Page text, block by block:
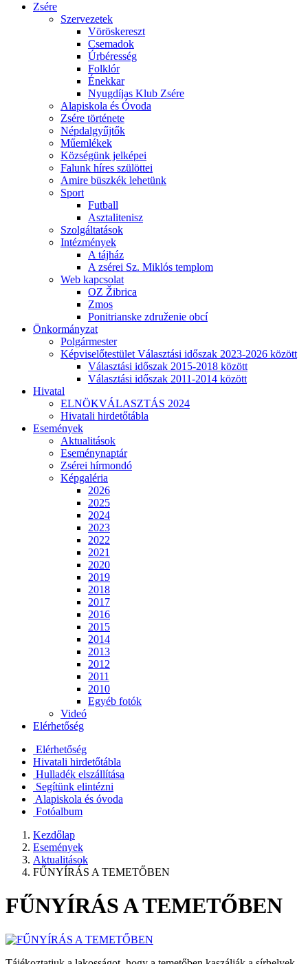
Zsére
Szervezetek
Vöröskereszt
Csemadok
Úrbéresség
Folklór
Énekkar
Nyugdíjas Klub Zsére
Alapiskola és Óvoda
Zsére története
Népdalgyűjtők
Műemlékek
Községünk jelképei
Falunk híres szülöttei
Amire büszkék lehetünk
Sport
Futball
Asztalitenisz
Szolgáltatások
Intézmények
A tájház
A zsérei Sz. Miklós templom
Web kapcsolat
OZ Žibrica
Zmos
Ponitrianske združenie obcí
Önkormányzat
Polgármester
Képviselőtestület Választási időszak 2023-2026 között
Választási időszak 2015-2018 között
Választási időszak 2011-2014 között
Hivatal
ELNÖKVÁLASZTÁS 2024
Hivatali hirdetőtábla
Események
Aktualitások
Eseménynaptár
Zsérei hírmondó
Képgaléria
2026
2025
2024
2023
2022
2021
2020
2019
2018
2017
2016
2015
2014
2013
2012
2011
2010
Egyéb fotók
Videó
Elérhetőség
Elérhetőség
Hivatali hirdetőtábla
Hulladék elszállítása
Segítünk elintézni
Alapiskola és óvoda
Fotóalbum
Kezdőlap
Események
Aktualitások
FŰNYÍRÁS A TEMETŐBEN
FŰNYÍRÁS A TEMETŐBEN